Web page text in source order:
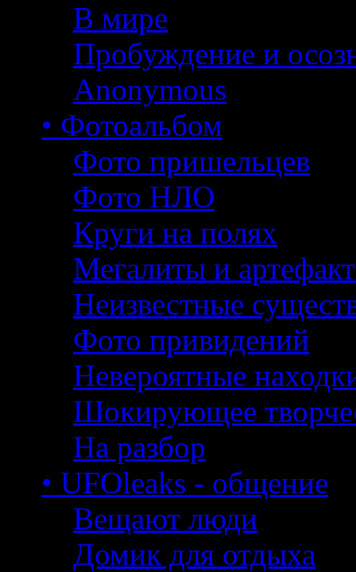
В мире
Пробуждение и
Anonymous
• Фотоальбом
Фото пришельцев
Фото НЛО
Круги на полях
Мегалиты и
Неизвестные
Фото привидений
Невероятные
Шокирующее
На разбор
• UFOleaks - общение
Вещают люди
Домик для отдыха